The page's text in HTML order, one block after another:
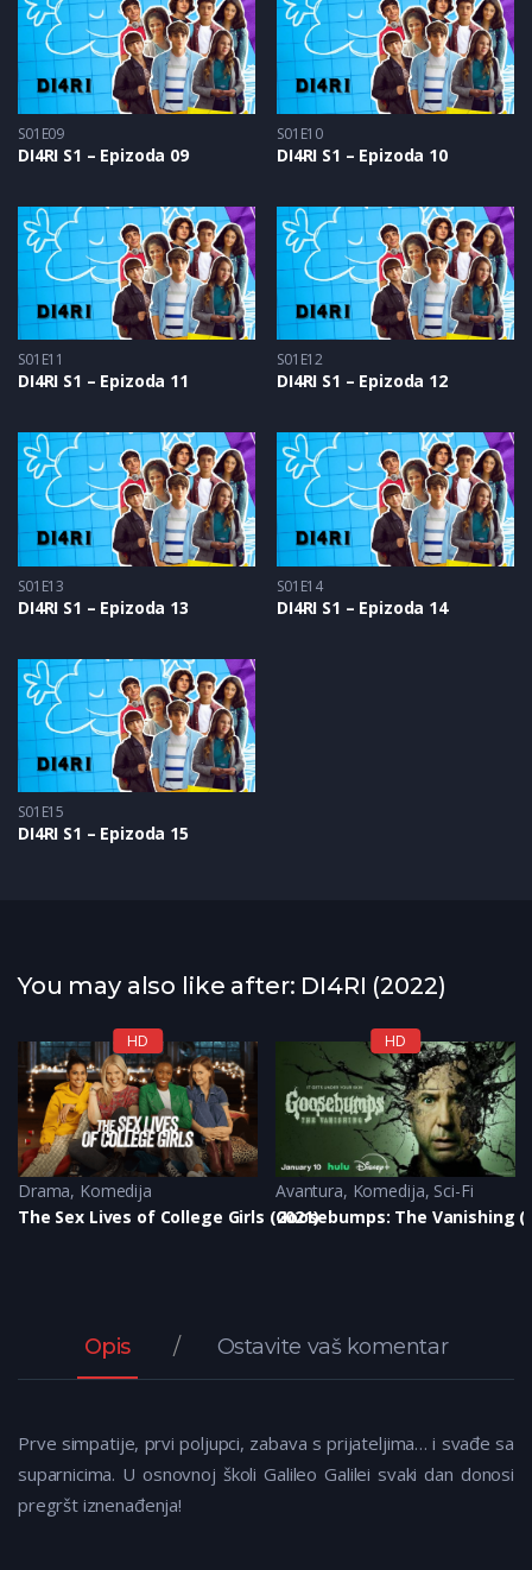
S01E09
DI4RI S1 – Epizoda 09
S01E10
DI4RI S1 – Epizoda 10
S01E11
DI4RI S1 – Epizoda 11
S01E12
DI4RI S1 – Epizoda 12
S01E13
DI4RI S1 – Epizoda 13
S01E14
DI4RI S1 – Epizoda 14
S01E15
DI4RI S1 – Epizoda 15
You may also like after: DI4RI (2022)
HD
Drama, Komedija
The Sex Lives of College Girls (2021)
HD
Avantura, Komedija, Sci-Fi
Goosebumps: The Vanishing
Opis Ostavite vaš komentar
Prve simpatije, prvi poljupci, zabava s prijateljima… i svađe sa
suparnicima. U osnovnoj školi Galileo Galilei svaki dan donosi
pregršt iznenađenja!